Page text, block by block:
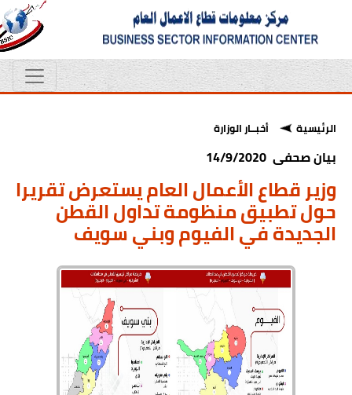
الرئيسية أخبــار الوزارة
بيان صحفى 14/9/2020
وزير قطاع الأعمال العام يستعرض تقريرا
حول تطبيق منظومة تداول القطن
الجديدة في الفيوم وبني سويف